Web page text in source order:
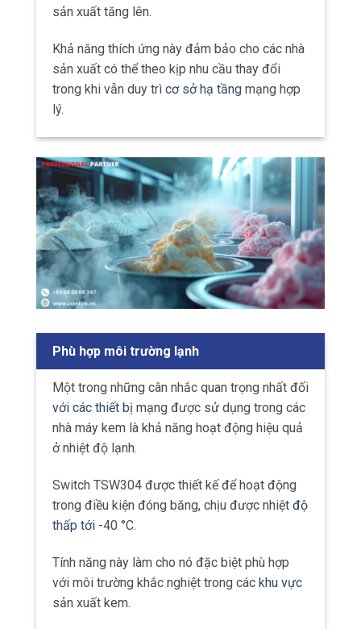
sản xuất tăng lên.
Khả năng thích ứng này đảm bảo cho các nhà
sản xuất có thể theo kịp nhu cầu thay đổi
trong khi vẫn duy trì cơ sở hạ tầng mạng hợp
lý.
Phù hợp môi trường lạnh
Một trong những cân nhắc quan trọng nhất đối
với các thiết bị mạng được sử dụng trong các
nhà máy kem là khả năng hoạt động hiệu quả
ở nhiệt độ lạnh.
Switch TSW304 được thiết kế để hoạt động
trong điều kiện đóng băng, chịu được nhiệt độ
thấp tới -40 °C.
Tính năng này làm cho nó đặc biệt phù hợp
với môi trường khắc nghiệt trong các khu vực
sản xuất kem.